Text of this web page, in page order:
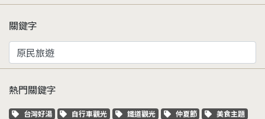
關鍵字
熱門關鍵字
關鍵字標籤
台灣好湯 關鍵字標籤
自行車觀光 關鍵字標籤
鐵道觀光 關鍵字標籤
仲夏節 關鍵字標籤
美食主題